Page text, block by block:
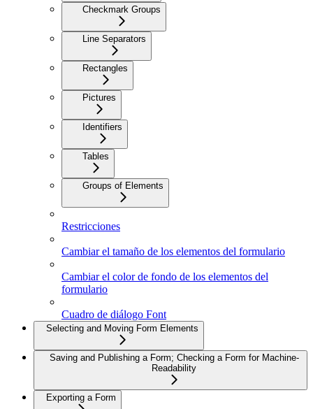
Checkmark Groups
Line Separators
Rectangles
Pictures
Identifiers
Tables
Groups of Elements
Restricciones
Cambiar el tamaño de los elementos del formulario
Cambiar el color de fondo de los elementos del
formulario
Cuadro de diálogo Font
Selecting and Moving Form Elements
Saving and Publishing a Form; Checking a Form for Machine-
Readability
Exporting a Form